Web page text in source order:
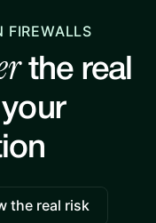
FIREWALLS
the real
the real risk